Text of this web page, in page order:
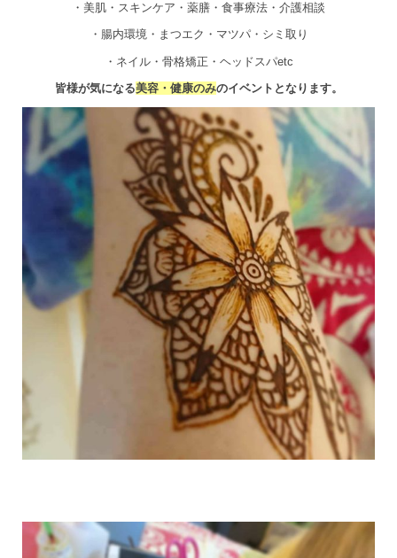
・美肌・スキンケア・薬膳・食事療法・介護相談
・腸内環境・まつエク・マツパ・シミ取り
・ネイル・骨格矯正・ヘッドスパetc
皆様が気になる美容・健康のみのイベントとなります。